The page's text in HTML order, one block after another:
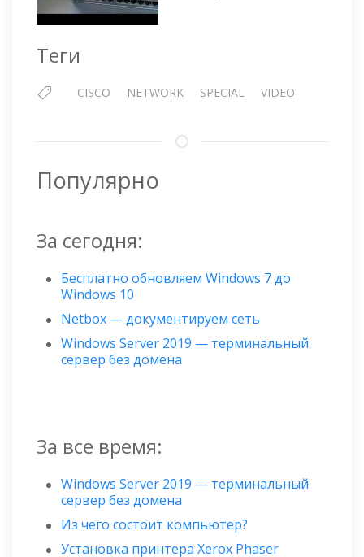
Теги
CISCO NETWORK SPECIAL VIDEO
Популярно
За сегодня:
Бесплатно обновляем Windows 7 до
Windows 10
Netbox — документируем сеть
Windows Server 2019 — терминальный
сервер без домена
За все время:
Windows Server 2019 — терминальный
сервер без домена
Из чего состоит компьютер?
Установка принтера Xerox Phaser